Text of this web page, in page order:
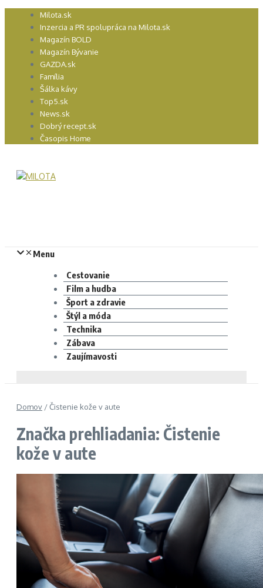
Preskočiť Milota.sk
Inzercia a PR spolupráca na Milota.sk
Magazín BOLD
Magazín Bývanie
GAZDA.sk
Família
Šálka kávy
Top5.sk
News.sk
Dobrý recept.sk
Časopis Home
Menu
Cestovanie
Film a hudba
Šport a zdravie
Štýl a móda
Technika
Zábava
Zaujímavosti
Domov /Čistenie kože v aute
Značka prehliadania: Čistenie
kože v aute